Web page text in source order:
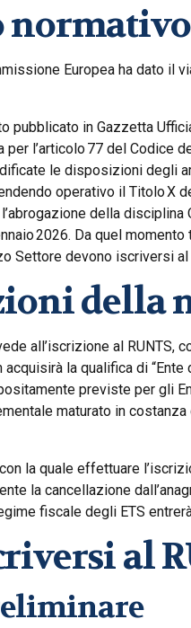
normativo
Europea ha dato il
pubblicato in Gazzetta
per l’articolo 77 del Codice
le disposizioni degli
operativo il Titolo X
della
2026. Da quel
Settore devono iscriversi al
della
all’iscrizione al RUNTS,
la qualifica di
previste per gli
maturato in
la quale effettuare
la cancellazione
fiscale degli ETS
al